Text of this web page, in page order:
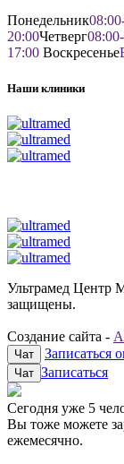
Понедельник
20:00Четверг
17:00 Воскресенье
Наши клиники
Ультрамед Центр
защищены.
Создание сайта -
Чат Записаться
Чат Записаться
Сегодня уже 5
Вы тоже можете
ежемесячно.